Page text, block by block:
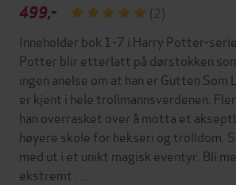
499,-
(2)
Inneholder bok 1-7 i Harry Potter-
Potter blir etterlatt på dørstokken
ingen anelse om at han er Gutten Som
er kjent i hele trollmannsverdenen.
han overrasket over å motta et
høyere skole for hekseri og trolldom.
med ut i et unikt magisk eventyr. Bli
ekstremt …